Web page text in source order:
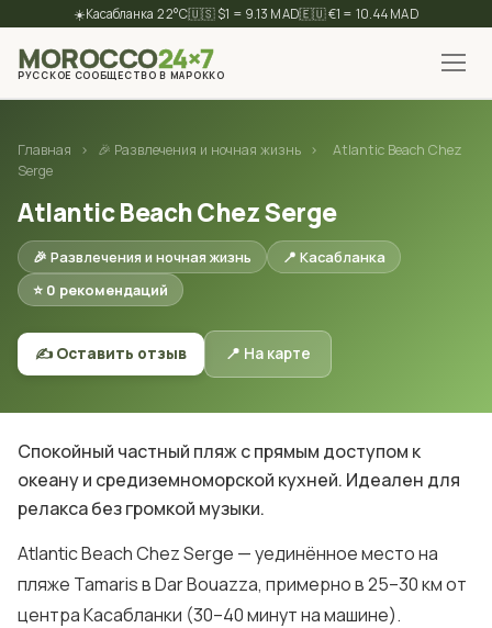
☀️ 22°C🇺🇸 $1 = 9.13 MAD🇪🇺 €1 = 10.44 MAD
MOROCCO24×7
РУССКОЕ СООБЩЕСТВО В МАРОККО
Главная › 🎉 Развлечения и ночная жизнь ›
Atlantic Beach Chez
Serge
Atlantic Beach Chez Serge
🎉 Развлечения и ночная жизнь
📍 Касабланка
⭐ 0 рекомендаций
✍️ Оставить отзыв 📍 На карте
Спокойный частный пляж с прямым доступом к
океану и средиземноморской кухней. Идеален для
релакса без громкой музыки.
Atlantic Beach Chez Serge — уединённое место на
пляже Tamaris в Dar Bouazza, примерно в 25–30 км от
центра Касабланки (30–40 минут на машине).